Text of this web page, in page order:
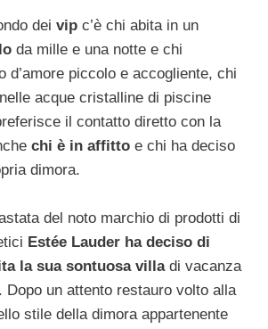
dei vip c’è chi abita in un
da mille e una notte e chi
d’amore piccolo e accogliente, chi
acque cristalline di piscine
il contatto diretto con la
chi è in affitto e chi ha deciso
dimora.
del noto marchio di prodotti di
Estée Lauder ha deciso di
la sua sontuosa villa di vacanza
Dopo un attento restauro volto alla
stile della dimora appartenente